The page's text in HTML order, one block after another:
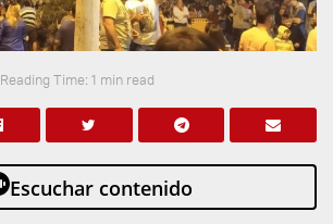
Reading Time: 1 min read
Escuchar contenido